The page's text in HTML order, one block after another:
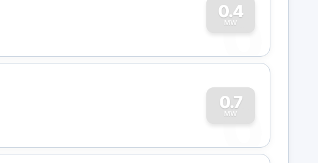
0.4
MW
0
0.7
MW
0